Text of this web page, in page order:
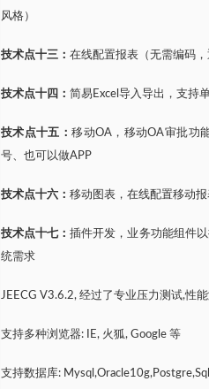
风格）
技术点十三： 在线配置报表（无需编码
技术点十四： 简易Excel导入导出，支持
技术点十五：移动OA，移动OA审批功
号、也可以做APP
技术点十六： 移动图表，在线配置移动
技术点十七：插件开发，业务功能组件
统需求
JEECG V3.6.2, 经过了专业压力测试,性
支持多种浏览器: IE, 火狐, Google 等
支持数据库: